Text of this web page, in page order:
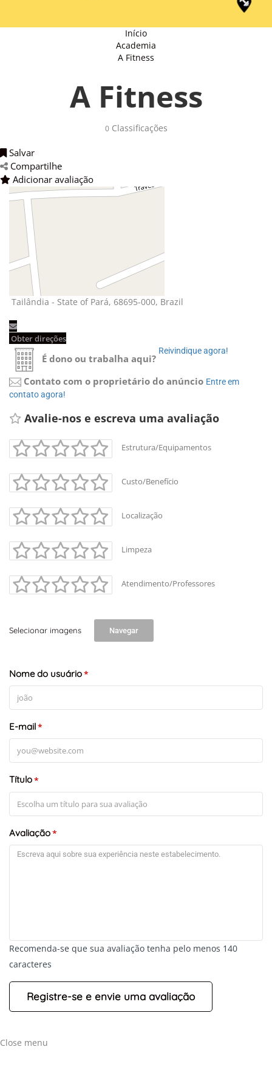
Início
Academia
A Fitness
A Fitness
0Classificações
Salvar
Compartilhe
Adicionar avaliação
Tailândia - State of Pará, 68695-000, Brazil
Obter direções
É dono ou trabalha aqui?
Reivindique agora!
Contato com o proprietário do anúncio Entre em
contato agora!
Avalie-nos e escreva uma avaliação
Estrutura/Equipamentos
Custo/Benefício
Localização
Limpeza
Atendimento/Professores
Selecionar imagens Navegar
Nome do usuário*
E-mail*
Título*
Avaliação*
Recomenda-se que sua avaliação tenha pelo menos 140
caracteres
Close menu